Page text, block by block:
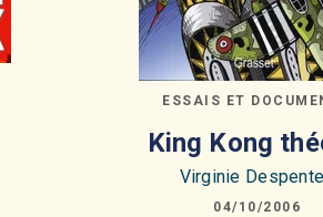
ESSAIS ET
King Kong
Virginie
04/10/2006